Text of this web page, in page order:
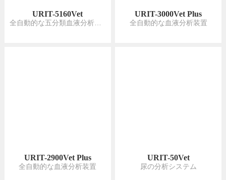
URIT-5160Vet
全自動的な五分類血液分析装置
URIT-3000Vet Plus
全自動的な血液分析装置
URIT-2900Vet Plus
全自動的な血液分析装置
URIT-50Vet
尿の分析システム